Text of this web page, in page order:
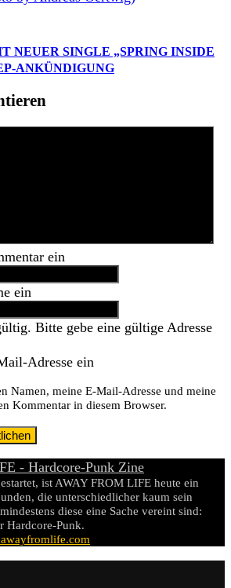
NEUER SINGLE „SPRING INSIDE
ANKÜNDIGUNG
ein
ein
Bitte gebe eine gültige Adresse
Adresse ein
Namen, meine E-Mail-Adresse und meine
Kommentar in diesem Browser.
ist AWAY FROM LIFE heute ein
die unterschiedlicher kaum sein
diese eine Sache vereint sind:
Hardcore-Punk.